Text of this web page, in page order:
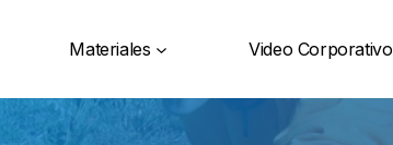
Materiales Video Corporativo